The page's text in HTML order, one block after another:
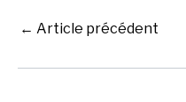
← Article précédent